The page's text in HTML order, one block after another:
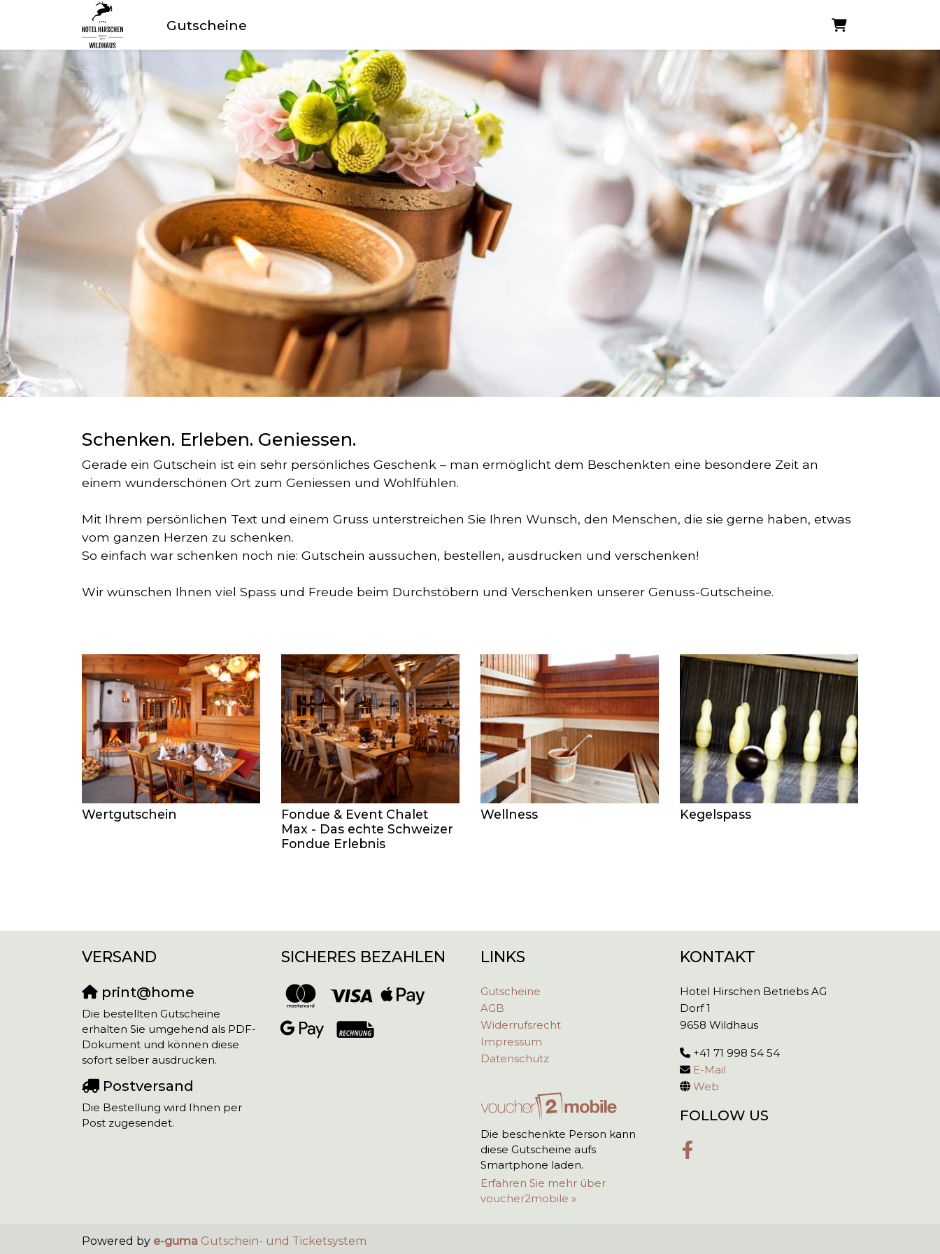
Gutscheine
Warenkorb
Schenken. Erleben. Geniessen.
Gerade ein Gutschein ist ein sehr persönliches Geschenk – man ermöglicht dem Beschenkten eine besondere Zeit an
einem wunderschönen Ort zum Geniessen und Wohlfühlen.
Mit Ihrem persönlichen Text und einem Gruss unterstreichen Sie Ihren Wunsch, den Menschen, die sie gerne haben, etwas
vom ganzen Herzen zu schenken.
So einfach war schenken noch nie: Gutschein aussuchen, bestellen, ausdrucken und verschenken!
Wir wünschen Ihnen viel Spass und Freude beim Durchstöbern und Verschenken unserer Genuss-Gutscheine.
Wertgutschein
Fondue & Event Chalet
Max - Das echte Schweizer
Fondue Erlebnis
Wellness Kegelspass
VERSAND
print@home
Die bestellten Gutscheine
erhalten Sie umgehend als PDF-
Dokument und können diese
sofort selber ausdrucken.
Postversand
Die Bestellung wird Ihnen per
Post zugesendet.
SICHERES BEZAHLEN LINKS
Gutscheine
AGB
Widerrufsrecht
Impressum
Datenschutz
Die beschenkte Person kann
diese Gutscheine aufs
Smartphone laden.
Erfahren Sie mehr über
voucher2mobile »
KONTAKT
Hotel Hirschen Betriebs AG
Dorf 1
9658 Wildhaus
+41 71 998 54 54
E-Mail
Web
FOLLOW US
Facebook
Powered by e-guma Gutschein- und Ticketsystem